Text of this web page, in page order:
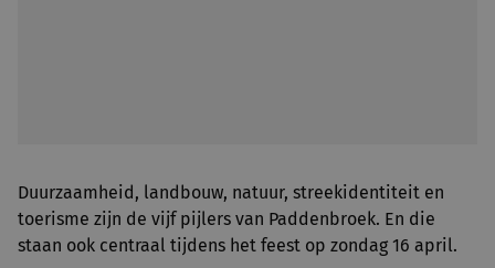
Duurzaamheid, landbouw, natuur, streekidentiteit en
toerisme zijn de vijf pijlers van Paddenbroek. En die
staan ook centraal tijdens het feest op zondag 16 april.